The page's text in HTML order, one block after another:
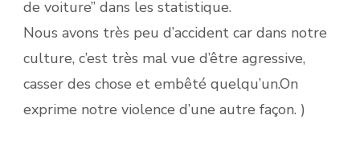
de voiture” dans les statistique.
Nous avons très peu d’accident car dans notre
culture, c’est très mal vue d’être agressive,
casser des chose et embêté quelqu’un.On
exprime notre violence d’une autre façon. )